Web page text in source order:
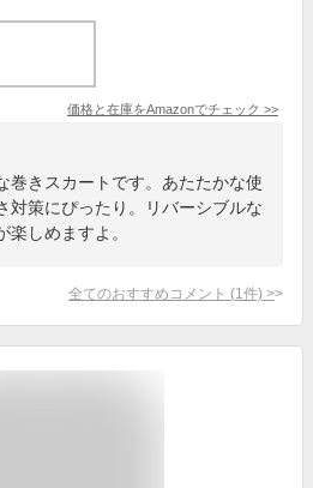
価格と在庫をAmazonでチェック >>
巻きスカートです。あたたかな使
対策にぴったり。リバーシブルな
しめますよ。
全てのおすすめコメント (1 件) >